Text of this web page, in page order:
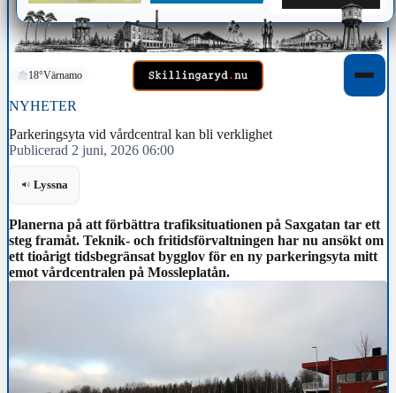
18°Värnamo
NYHETER
Parkeringsyta vid vårdcentral kan bli verklighet
Publicerad 2 juni, 2026 06:00
Lyssna
Planerna på att förbättra trafiksituationen på Saxgatan tar ett
steg framåt. Teknik- och fritidsförvaltningen har nu ansökt om
ett tioårigt tidsbegränsat bygglov för en ny parkeringsyta mitt
emot vårdcentralen på Mossleplatån.